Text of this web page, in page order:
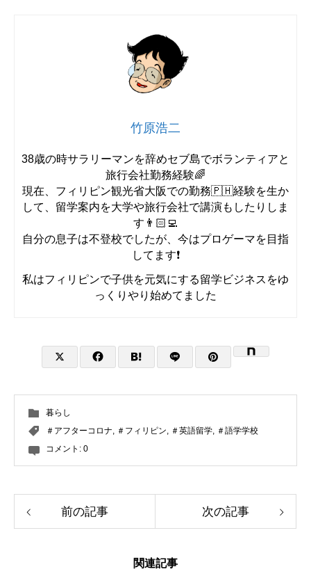
竹原浩二
38歳の時サラリーマンを辞めセブ島でボランティアと
旅行会社勤務経験🌈
現在、フィリピン観光省大阪での勤務🇵🇭経験を生か
して、留学案内を大学や旅行会社で講演もしたりしま
す👨🏻‍💻
自分の息子は不登校でしたが、今はプロゲーマを目指
してます❗️
私はフィリピンで子供を元気にする留学ビジネスをゆ
っくりやり始めてました
暮らし
＃アフターコロナ, ＃フィリピン, ＃英語留学, ＃語学学校
コメント: 0
前の記事 次の記事
関連記事